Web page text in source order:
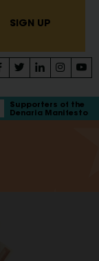
SIGN UP
Supporters of the
Denaria Manifesto